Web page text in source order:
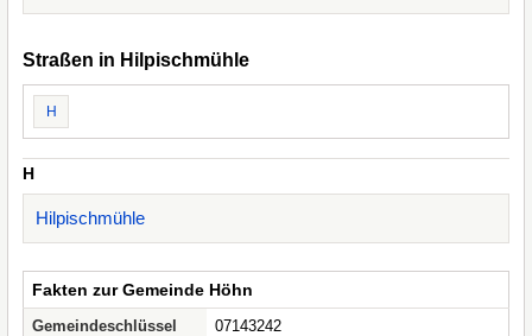
Straßen in Hilpischmühle
H
H
Hilpischmühle
Fakten zur Gemeinde Höhn
Gemeindeschlüssel
07143242